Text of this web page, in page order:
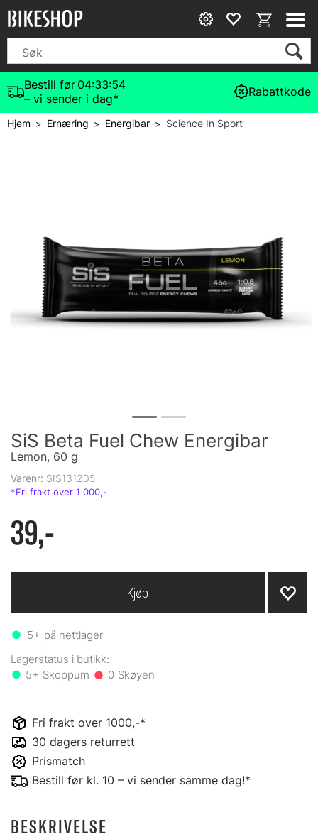
Bestill før 04:33:53
– vi sender i dag*
Rabattkode
Hjem> Ernæring > Energibar> Science In Sport
SiS Beta Fuel Chew Energibar
Lemon, 60 g
Varenr: SIS131205
39,-
5+ på nettlager
5+ 0
Kjøp
Fri frakt over 1000,-*
30 dagers returrett
Prismatch
Bestill før kl. 10 – vi sender samme dag!*
BESKRIVELSE